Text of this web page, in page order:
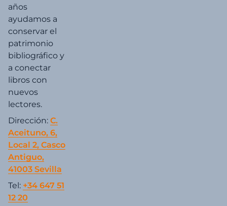
años
ayudamos a
conservar el
patrimonio
bibliográfico y
a conectar
libros con
nuevos
lectores.
Dirección: C.
Aceituno, 6,
Local 2, Casco
Antiguo,
41003 Sevilla
Tel: +34 647 51
12 20